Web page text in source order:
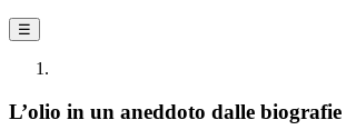
☰
L’olio in un aneddoto dalle